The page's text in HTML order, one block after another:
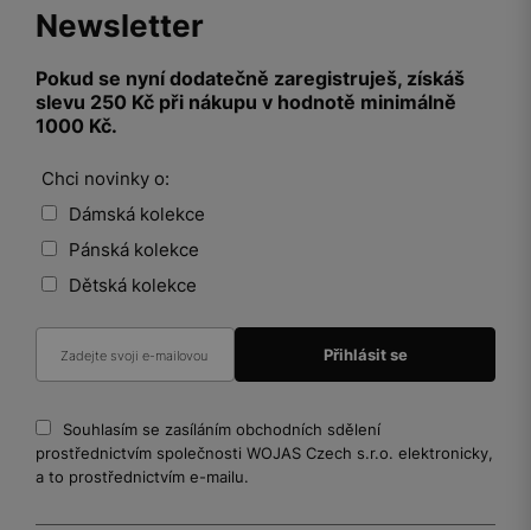
Newsletter
Pokud se nyní dodatečně zaregistruješ, získáš
slevu 250 Kč při nákupu v hodnotě minimálně
1000 Kč.
Chci novinky o:
Dámská kolekce
Pánská kolekce
Dětská kolekce
Souhlasím se zasíláním obchodních sdělení
prostřednictvím společnosti WOJAS Czech s.r.o. elektronicky,
a to prostřednictvím e-mailu.